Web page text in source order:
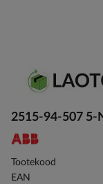
to
beginning
of
2515-94-507 5-
Tootekood
EAN